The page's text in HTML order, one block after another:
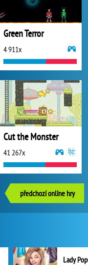
Green Terror
4 911x
Cut the Monster
41 267x
předchozí online hry
Lady